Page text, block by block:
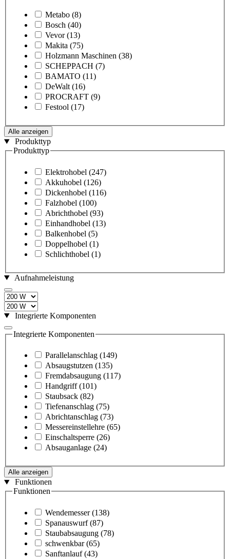
Metabo (8)
Bosch (40)
Vevor (13)
Makita (75)
Holzmann Maschinen (38)
SCHEPPACH (7)
BAMATO (11)
DeWalt (16)
PROCRAFT (9)
Festool (17)
Alle anzeigen
Produkttyp
Produkttyp
Elektrohobel (247)
Akkuhobel (126)
Dickenhobel (116)
Falzhobel (100)
Abrichthobel (93)
Einhandhobel (13)
Balkenhobel (5)
Doppelhobel (1)
Schlichthobel (1)
Aufnahmeleistung
Integrierte Komponenten
Integrierte Komponenten
Parallelanschlag (149)
Absaugstutzen (135)
Fremdabsaugung (117)
Handgriff (101)
Staubsack (82)
Tiefenanschlag (75)
Abrichtanschlag (73)
Messereinstellehre (65)
Einschaltsperre (26)
Absauganlage (24)
Alle anzeigen
Funktionen
Funktionen
Wendemesser (138)
Spanauswurf (87)
Staubabsaugung (78)
schwenkbar (65)
Sanftanlauf (43)